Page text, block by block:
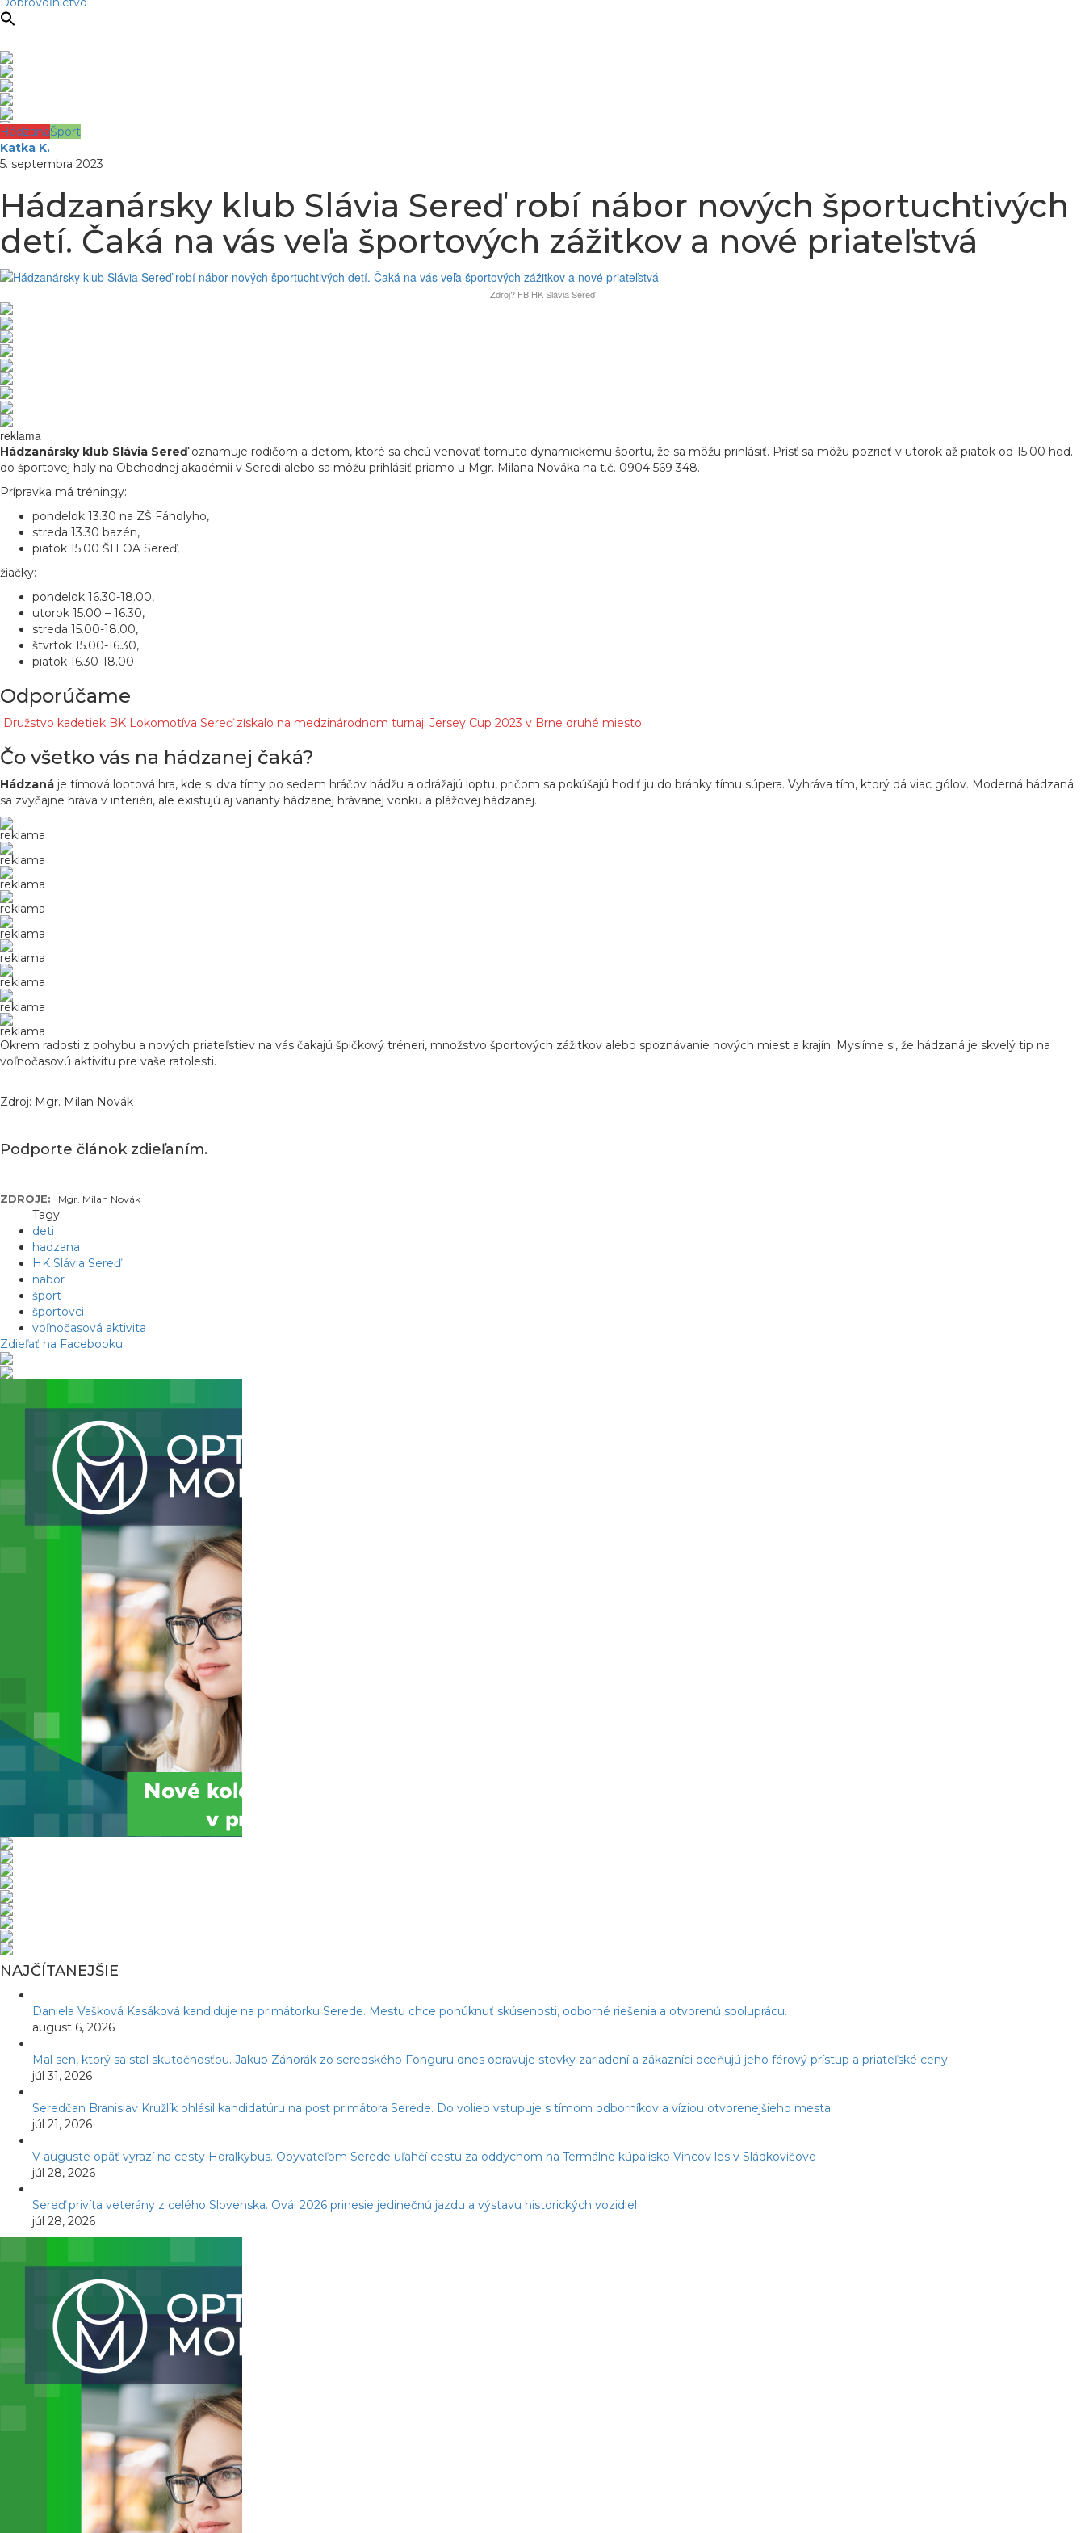
HádzanáŠport
Katka K.
5. septembra 2023
Hádzanársky klub Slávia Sereď robí nábor nových športuchtivých
detí. Čaká na vás veľa športových zážitkov a nové priateľstvá
Zdroj? FB HK Slávia Sereď
reklama
Hádzanársky klub Slávia Sereďoznamuje rodičom a deťom, ktoré sa chcú venovať tomuto dynamickému športu, že sa môžu prihlásiť. Prísť sa môžu pozrieť v utorok až piatok od 15:00 hod.
do športovej haly na Obchodnej akadémii v Seredi alebo sa môžu prihlásiť priamo u Mgr. Milana Nováka na t.č. 0904 569 348.
Prípravka má tréningy:
pondelok 13.30 na ZŠ Fándlyho,
streda 13.30 bazén,
piatok 15.00 ŠH OA Sereď,
žiačky:
pondelok 16.30-18.00,
utorok 15.00 – 16.30,
streda 15.00-18.00,
štvrtok 15.00-16.30,
piatok 16.30-18.00
Odporúčame
Družstvo kadetiek BK Lokomotíva Sereď získalo na medzinárodnom turnaji Jersey Cup 2023 v Brne druhé miesto
Čo všetko vás na hádzanej čaká?
Hádzaná je tímová loptová hra, kde si dva tímy po sedem hráčov hádžu a odrážajú loptu, pričom sa pokúšajú hodiť ju do bránky tímu súpera. Vyhráva tím, ktorý dá viac gólov. Moderná hádzaná
sa zvyčajne hráva v interiéri, ale existujú aj varianty hádzanej hrávanej vonku a plážovej hádzanej.
reklama
reklama
reklama
reklama
reklama
reklama
reklama
reklama
reklama
Okrem radosti z pohybu a nových priateľstiev na vás čakajú špičkový tréneri, množstvo športových zážitkov alebo spoznávanie nových miest a krajín. Myslíme si, že hádzaná je skvelý tip na
voľnočasovú aktivitu pre vaše ratolesti.
Zdroj: Mgr. Milan Novák
Podporte článok zdieľaním.
ZDROJE: Mgr. Milan Novák
Tagy:
deti
hadzana
HK Slávia Sereď
nabor
šport
športovci
voľnočasová aktivita
Zdieľať na Facebooku
NAJČÍTANEJŠIE
Daniela Vašková Kasáková kandiduje na primátorku Serede. Mestu chce ponúknuť skúsenosti, odborné riešenia a otvorenú spoluprácu.
august 6, 2026
Mal sen, ktorý sa stal skutočnosťou. Jakub Záhorák zo seredského Fonguru dnes opravuje stovky zariadení a zákazníci oceňujú jeho férový prístup a priateľské ceny
júl 31, 2026
Seredčan Branislav Kružlík ohlásil kandidatúru na post primátora Serede. Do volieb vstupuje s tímom odborníkov a víziou otvorenejšieho mesta
júl 21, 2026
V auguste opäť vyrazí na cesty Horalkybus. Obyvateľom Serede uľahčí cestu za oddychom na Termálne kúpalisko Vincov les v Sládkovičove
júl 28, 2026
Sereď privíta veterány z celého Slovenska. Ovál 2026 prinesie jedinečnú jazdu a výstavu historických vozidiel
júl 28, 2026